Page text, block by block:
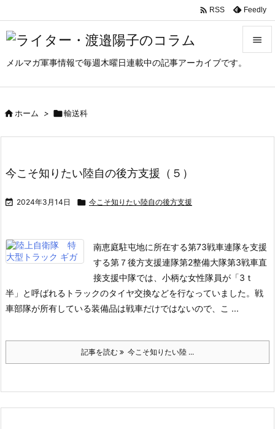
メルマガ軍事情報で毎週木曜日連載中の記事アーカイブです。

 RSS Feedly
ホーム > 輸送科
今こそ知りたい陸自の後方支援（５）
 2024年3月14日  今こそ知りたい陸自の後方支援
南恵庭駐屯地に所在する第73戦車連隊を支援
する第７後方支援連隊第2整備大隊第3戦車直
接支援中隊では、小柄な女性隊員が「3ｔ
半」と呼ばれるトラックのタイヤ交換などを行なっていました。戦
車部隊が所有している装備品は戦車だけではないので、こ ...
記事を読む 今こそ知りたい陸 ...